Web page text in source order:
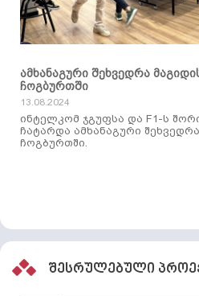
ამხანაგური შეხვედრა
ჩოგბურთში
13.08.2024
ინტელკომ ჯგუფსა და F1-ს
ჩატარდა ამხანაგური
ჩოგბურთში.
შესრულებული